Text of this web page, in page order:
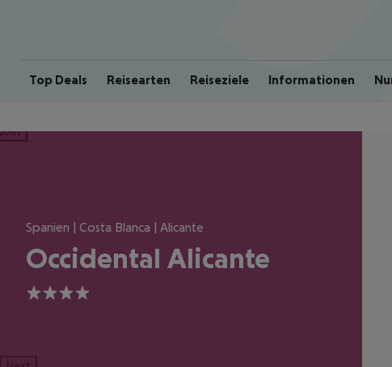
Top Deals Reisearten Reiseziele Informationen
Spanien | Costa Blanca | Alicante
Occidental Alicante
4